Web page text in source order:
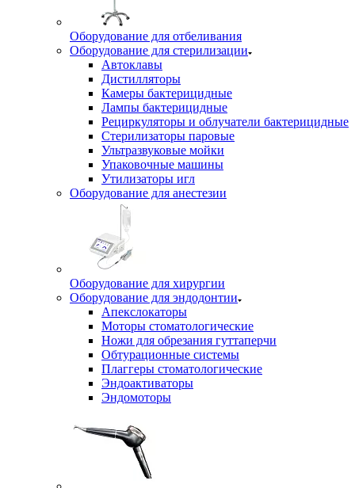
Оборудование для отбеливания
Оборудование для стерилизации
Автоклавы
Дистилляторы
Камеры бактерицидные
Лампы бактерицидные
Рециркуляторы и облучатели бактерицидные
Стерилизаторы паровые
Ультразвуковые мойки
Упаковочные машины
Утилизаторы игл
Оборудование для анестезии
Оборудование для хирургии
Оборудование для эндодонтии
Апекслокаторы
Моторы стоматологические
Ножи для обрезания гуттаперчи
Обтурационные системы
Плаггеры стоматологические
Эндоактиваторы
Эндомоторы